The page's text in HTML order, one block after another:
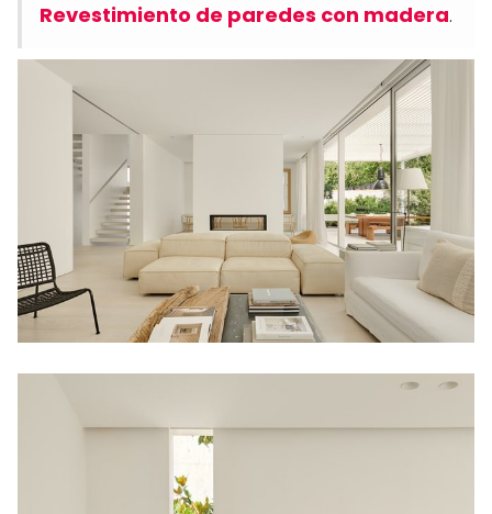
Revestimiento de paredes con madera.